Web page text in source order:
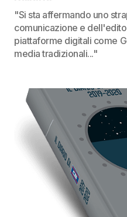
"Si sta affermando uno
comunicazione e
piattaforme digitali come
media tradizionali..."